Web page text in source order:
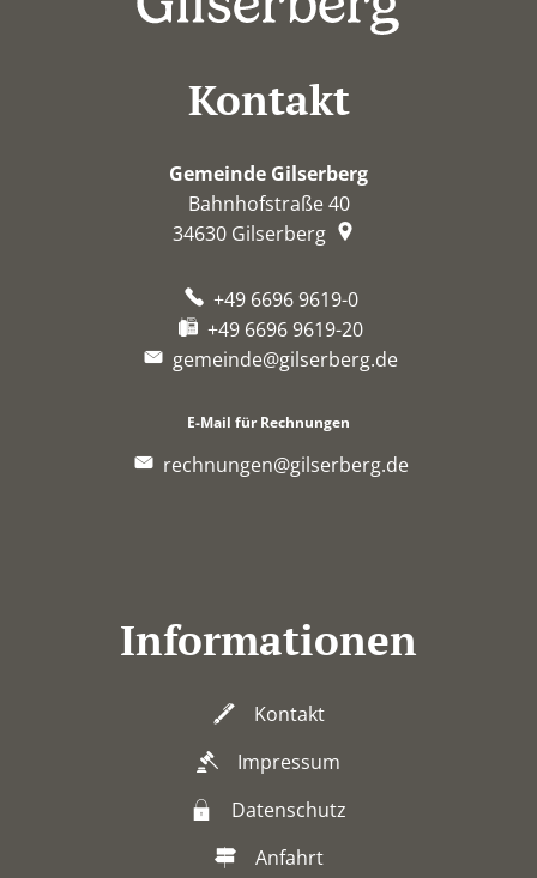
Kontakt
Gemeinde Gilserberg
Bahnhofstraße 40
34630 Gilserberg
+49 6696 9619-0
+49 6696 9619-20
gemeinde@gilserberg.de
E-Mail für Rechnungen
rechnungen@gilserberg.de
Informationen
Kontakt
Impressum
Datenschutz
Anfahrt